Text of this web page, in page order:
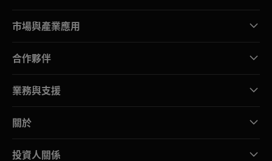
市場與產業應用
合作夥伴
業務與支援
關於
投資人關係